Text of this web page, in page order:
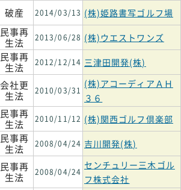
破産 2014/03/13 (株)姫路書写ゴルフ場
民事再
生法
2013/06/28 (株)ウエストワンズ
民事再
生法
2012/12/14 三津田開発(株)
会社更
生法
2010/03/31
(株)アコーディアＡＨ
３６
民事再
生法
2010/11/12 (株)関西ゴルフ倶楽部
民事再
生法
2008/04/24 吉川開発(株)
民事再
生法
2008/04/24
センチュリー三木ゴル
フ株式会社